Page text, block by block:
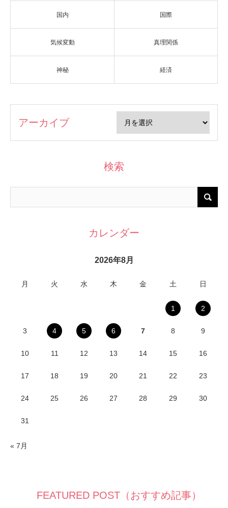
国内 国際
気候変動 真理関係
神秘 経済
アーカイブ
検索
カレンダー
2026年8月
月 火 水 木 金 土 日
1 2
3 4 5 6 7 8 9
10 11 12 13 14 15 16
17 18 19 20 21 22 23
24 25 26 27 28 29 30
31
« 7月
FEATURED POST（おすすめ記事）